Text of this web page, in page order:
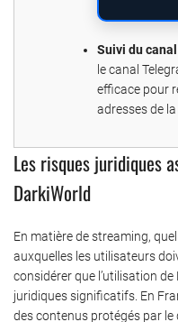
Suivi du
le canal
efficace pour
adresses de
Les risques juridiques
DarkiWorld
En matière de streaming,
auxquelles les utilisateurs
considérer que l’utilisation
juridiques significatifs. En
des contenus protégés par le